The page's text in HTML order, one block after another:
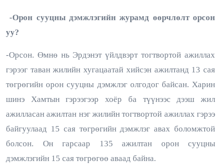
-Орон сууцны дэмжлэгийн журамд өөрчлөлт орсон
уу?
-Орсон. Өмнө нь Эрдэнэт үйлдвэрт тогтвортой ажиллах
гэрээг таван жилийн хугацаатай хийсэн ажилтанд 13 сая
төгрөгийн орон сууцны дэмжлэг олгодог байсан. Харин
шинэ Хамтын гэрээгээр хоёр ба түүнээс дээш жил
ажилласан ажилтан нэг жилийн тогтвортой ажиллах гэрээ
байгуулаад 15 сая төгрөгийн дэмжлэг авах боломжтой
болсон. Он гарсаар 135 ажилтан орон сууцны
дэмжлэгийн 15 сая төгрөгөө аваад байна.